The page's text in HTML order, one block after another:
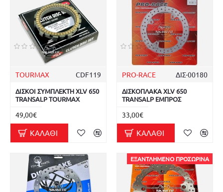
TOURMAX CDF119
ΔΙΣΚΟΙ ΣΥΜΠΛΕΚΤΗ XLV 650
TRANSALP TOURMAX
49,00€
ΚΑΛΆΘΙ
PRO-RACE ΔΙΣ-00180
ΔΙΣΚΟΠΛΑΚΑ XLV 650
TRANSALP ΕΜΠΡΟΣ
33,00€
ΚΑΛΆΘΙ
ΕΞΑΝΤΛΗΜΈΝΟ ΠΡΟΣΩΡΙΝΆ